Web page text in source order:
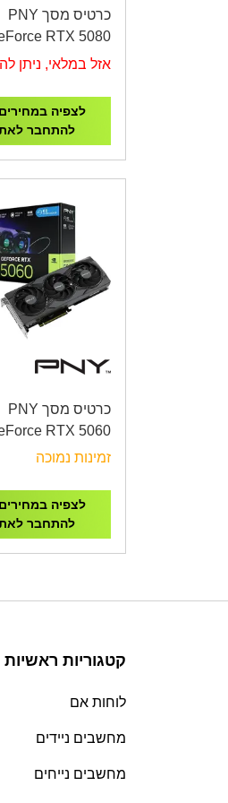
כרטיס מסך PNY
RTX 5080
16GB ARGB
אזל במלאי, ניתן
לצפיה
להתחבר
כרטיס מסך PNY
RTX 5060
ARGB Overcloc
O
זמינות נמוכה
לצפיה
להתחבר
קטגוריות ראשיות
לוחות אם
מחשבים ניידים
מחשבים נייחים